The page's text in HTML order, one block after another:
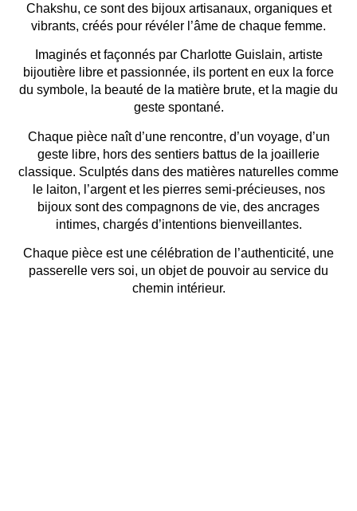
Chakshu, ce sont des bijoux artisanaux, organiques et
vibrants, créés pour révéler l’âme de chaque femme.
Imaginés et façonnés par Charlotte Guislain, artiste
bijoutière libre et passionnée, ils portent en eux la force
du symbole, la beauté de la matière brute, et la magie du
geste spontané.
Chaque pièce naît d’une rencontre, d’un voyage, d’un
geste libre, hors des sentiers battus de la joaillerie
classique. Sculptés dans des matières naturelles comme
le laiton, l’argent et les pierres semi-précieuses, nos
bijoux sont des compagnons de vie, des ancrages
intimes, chargés d’intentions bienveillantes.
Chaque pièce est une célébration de l’authenticité, une
passerelle vers soi, un objet de pouvoir au service du
chemin intérieur.